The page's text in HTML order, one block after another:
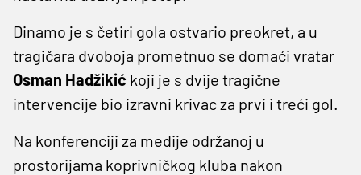
Dinamo je s četiri gola ostvario preokret, a u
tragičara dvoboja prometnuo se domaći vratar
Osman Hadžikić koji je s dvije tragične
intervencije bio izravni krivac za prvi i treći gol.
Na konferenciji za medije održanoj u
prostorijama koprivničkog kluba nakon